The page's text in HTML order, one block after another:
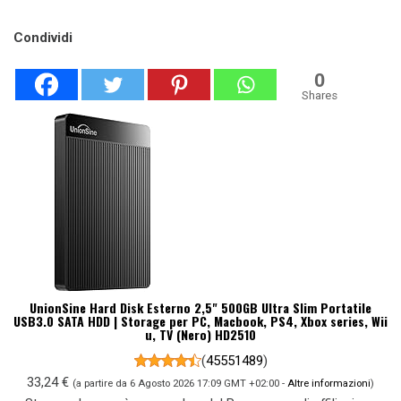
Condividi
0
Shares
UnionSine Hard Disk Esterno 2,5" 500GB Ultra Slim Portatile
USB3.0 SATA HDD | Storage per PC, Macbook, PS4, Xbox series, Wii
u, TV (Nero) HD2510
(45551489)
33,24 € (a partire da 6 Agosto 2026 17:09 GMT +02:00 - Altre informazioni)